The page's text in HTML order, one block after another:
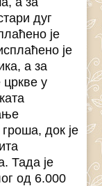
дуг
је
је
а за
у
док је
Тада је
од 6.000